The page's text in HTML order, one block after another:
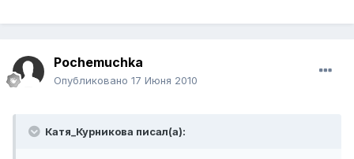
Pochemuchka
Опубликовано 17 Июня 2010
Катя_Курникова писал(а):